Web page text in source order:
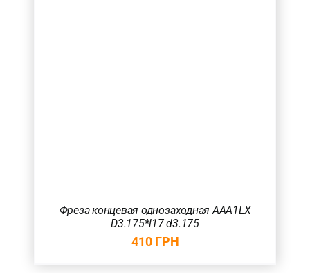
Фреза концевая однозаходная AAA1LX
D3.175*l17 d3.175
410 ГРН